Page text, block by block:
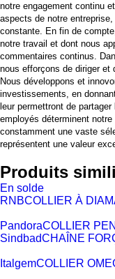
notre engagement continu
aspects de notre
constante. En fin de
notre travail et dont nous
commentaires continus.
nous efforçons de diriger et
Nous développons et
investissements, en
leur permettront de
employés déterminent
constamment une vaste
représentent une valeur
Produits
En solde
RNBCOLLIER À
PandoraCOLLIER
SindbadCHAÎNE
ItalgemCOLLIER